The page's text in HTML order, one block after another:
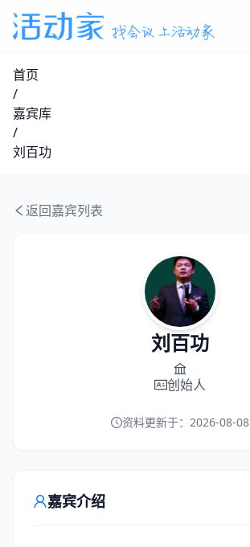
首页
/
嘉宾库
/
刘百功
返回嘉宾列表
刘百功
创始人
资料更新于： 2026-08-08
嘉宾介绍